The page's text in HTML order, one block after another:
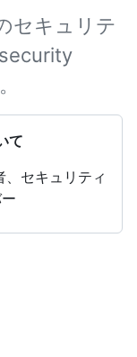
セキュリテ
て
、セキュリティ